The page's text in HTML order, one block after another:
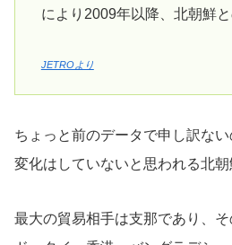
により2009年以降、北朝鮮と
JETROより
ちょっと前のデータで申し訳な
変化はしていないと思われる北朝
最大の貿易相手は支那であり、